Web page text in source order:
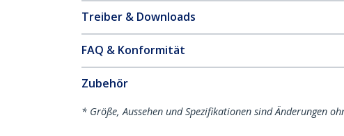
Treiber & Downloads
FAQ & Konformität
Zubehör
* Größe, Aussehen und Spezifikationen sind Änderungen